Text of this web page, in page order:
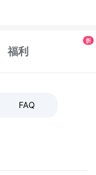
福利
折
FAQ